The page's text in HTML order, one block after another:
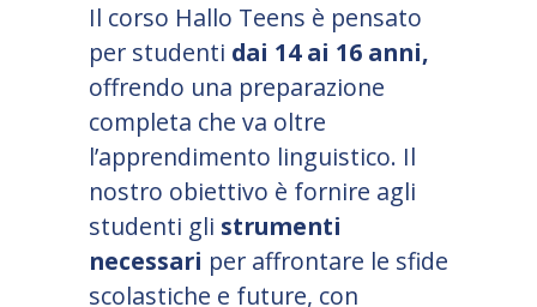
Il corso Hallo Teens è pensato
per studenti dai 14 ai 16 anni,
offrendo una preparazione
completa che va oltre
l’apprendimento linguistico. Il
nostro obiettivo è fornire agli
studenti gli strumenti
necessari per affrontare le sfide
scolastiche e future, con